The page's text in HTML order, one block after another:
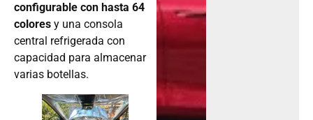
configurable con hasta 64
colores y una consola
central refrigerada con
capacidad para almacenar
varias botellas.